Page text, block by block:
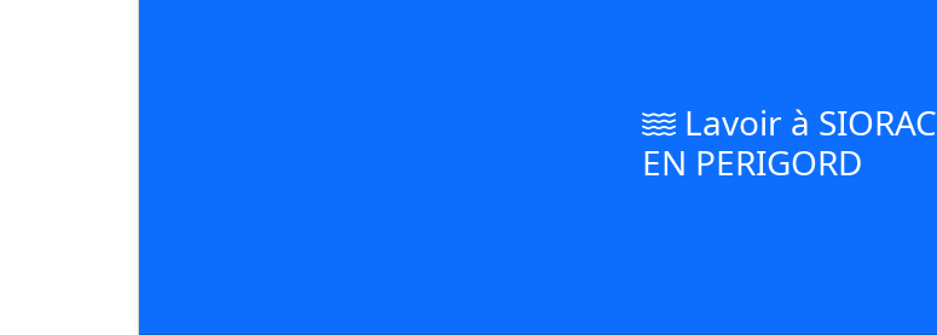
Lavoir à SIORAC
EN PERIGORD